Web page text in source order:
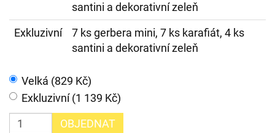
santini a dekorativní zeleň
Exkluzivní
7 ks gerbera mini, 7 ks karafiát, 4 ks
santini a dekorativní zeleň
Velká (829 Kč)
Exkluzivní (1 139 Kč)
OBJEDNAT